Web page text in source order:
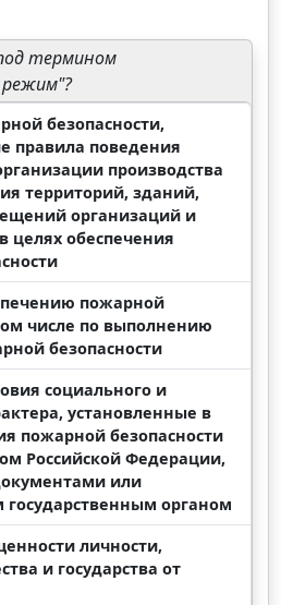
термином
безопасности,
правила поведения
производства
территорий, зданий,
организаций и
целях обеспечения
пожарной
числе по выполнению
безопасности
социального и
установленные в
пожарной безопасности
Российской Федерации,
или
органом
личности,
и государства от